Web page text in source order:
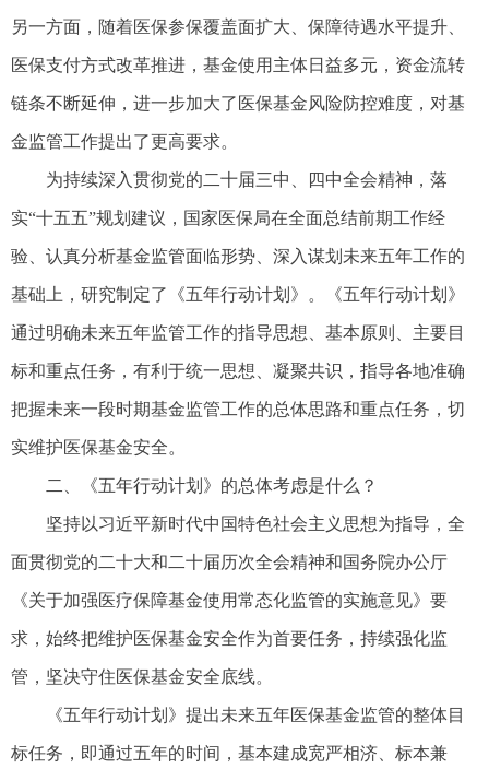
另一方面，随着医保参保覆盖面扩大、保障待遇水平提升、
医保支付方式改革推进，基金使用主体日益多元，资金流转
链条不断延伸，进一步加大了医保基金风险防控难度，对基
金监管工作提出了更高要求。
为持续深入贯彻党的二十届三中、四中全会精神，落
实“十五五”规划建议，国家医保局在全面总结前期工作经
验、认真分析基金监管面临形势、深入谋划未来五年工作的
基础上，研究制定了《五年行动计划》。《五年行动计划》
通过明确未来五年监管工作的指导思想、基本原则、主要目
标和重点任务，有利于统一思想、凝聚共识，指导各地准确
把握未来一段时期基金监管工作的总体思路和重点任务，切
实维护医保基金安全。
二、《五年行动计划》的总体考虑是什么？
坚持以习近平新时代中国特色社会主义思想为指导，全
面贯彻党的二十大和二十届历次全会精神和国务院办公厅
《关于加强医疗保障基金使用常态化监管的实施意见》要
求，始终把维护医保基金安全作为首要任务，持续强化监
管，坚决守住医保基金安全底线。
《五年行动计划》提出未来五年医保基金监管的整体目
标任务，即通过五年的时间，基本建成宽严相济、标本兼